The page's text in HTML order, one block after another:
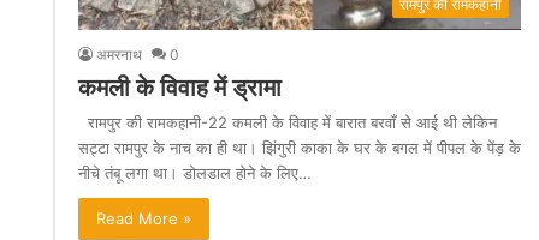
रामपुर की रामकहानी
अमरनाथ 0
कमली के विवाह में ड्रामा
रामपुर की रामकहानी-22 कमली के विवाह में बारात बरवाँ से आई थी लेकिन
सट्टा रामपुर के नाच का ही था। झिंगुरी काका के घर के बगल में पीपल के पेंड़ के
नीचे तंबू लगा था। डोलडाल होने के लिए…
Read More »